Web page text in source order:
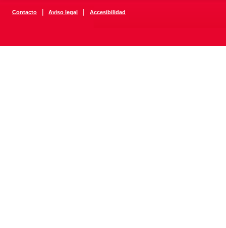
Contacto | Aviso legal | Accesibilidad